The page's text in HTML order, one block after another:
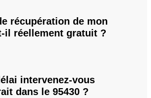
récupération de mon
il réellement gratuit ?
intervenez-vous
dans le 95430 ?